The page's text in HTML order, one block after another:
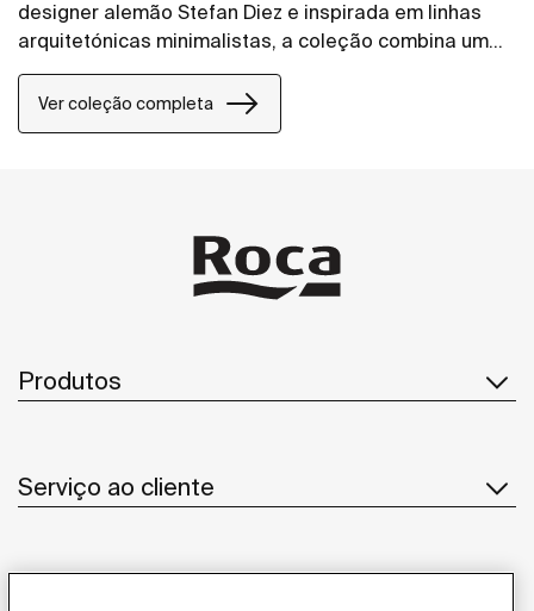
designer alemão Stefan Diez e inspirada em linhas
arquitetónicas minimalistas, a coleção combina um
caráter forte com detalhes refinados. Cada elemento
foi cuidadosamente concebido para alcançar uma
elegância moderna e intemporal.
Ver coleção completa
Produtos
Serviço ao cliente